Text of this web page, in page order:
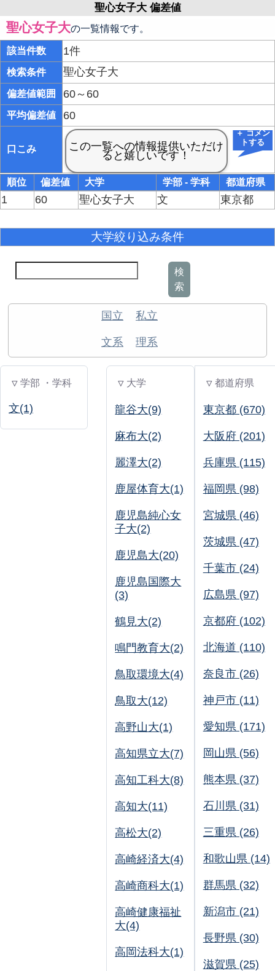
聖心女子大 偏差値
聖心女子大の一覧情報です。
該当件数 1件
検索条件 聖心女子大
偏差値範囲 60～60
平均偏差値 60
口こみ
＋ コメン
トする
順位 偏差値 大学 学部 - 学科 都道府県
1 60 聖心女子大 文 東京都
大学絞り込み条件
検
索
国立 私立
文系 理系
▽ 学部 ・学科
文(1)
▽ 大学
龍谷大(9)
麻布大(2)
麗澤大(2)
鹿屋体育大(1)
鹿児島純心女
子大(2)
鹿児島大(20)
鹿児島国際大
(3)
鶴見大(2)
鳴門教育大(2)
鳥取環境大(4)
鳥取大(12)
高野山大(1)
高知県立大(7)
高知工科大(8)
高知大(11)
高松大(2)
高崎経済大(4)
高崎商科大(1)
高崎健康福祉
大(4)
高岡法科大(1)
▽ 都道府県
東京都 (670)
大阪府 (201)
兵庫県 (115)
福岡県 (98)
宮城県 (46)
茨城県 (47)
千葉市 (24)
広島県 (97)
京都府 (102)
北海道 (110)
奈良市 (26)
神戸市 (11)
愛知県 (171)
岡山県 (56)
熊本県 (37)
石川県 (31)
三重県 (26)
和歌山県 (14)
群馬県 (32)
新潟市 (21)
長野県 (30)
滋賀県 (25)